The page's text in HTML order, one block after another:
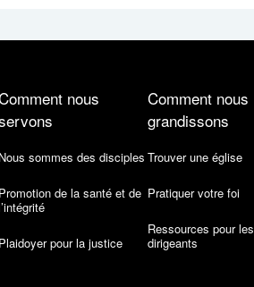
nous
Nous sommes des disciples
Promotion de la santé et de
Plaidoyer pour la justice
Comment nous
grandissons
Trouver une église
Pratiquer votre foi
Ressources pour les
dirigeants